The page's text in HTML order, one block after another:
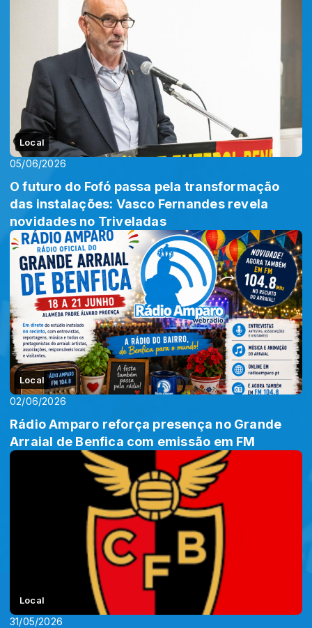
Local
05/06/2026
O futuro do Fofó passa pela transformação
das instalações: Vasco Fernandes revela
novidades no Triveladas
Local
02/06/2026
Rádio Amparo reforça presença no Grande
Arraial de Benfica com emissão em FM
Local
31/05/2026